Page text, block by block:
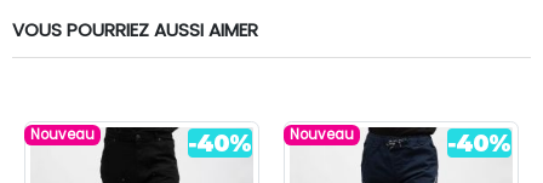
VOUS POURRIEZ AUSSI AIMER
Nouveau Nouveau